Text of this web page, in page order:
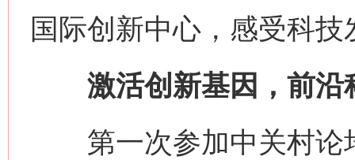
国际创新中心，感受科
激活创新基因，前沿
第一次参加中关村论